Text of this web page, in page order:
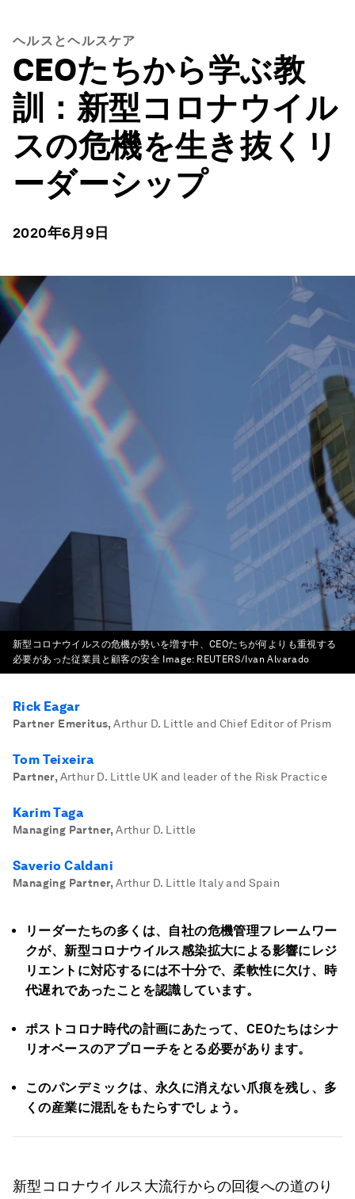
ヘルスとヘルスケア
CEOたちから学ぶ教
訓：新型コロナウイル
スの危機を生き抜くリ
ーダーシップ
2020年6月9日
新型コロナウイルスの危機が勢いを増す中、CEOたちが何よりも重視する
必要があった従業員と顧客の安全 Image: REUTERS/Ivan Alvarado
Rick Eagar
Partner Emeritus, Arthur D. Little and Chief Editor of Prism
Tom Teixeira
Partner, Arthur D. Little UK and leader of the Risk Practice
Karim Taga
Managing Partner, Arthur D. Little
Saverio Caldani
Managing Partner, Arthur D. Little Italy and Spain
リーダーたちの多くは、自社の危機管理フレームワー
クが、新型コロナウイルス感染拡大による影響にレジ
リエントに対応するには不十分で、柔軟性に欠け、時
代遅れであったことを認識しています。
ポストコロナ時代の計画にあたって、CEOたちはシナ
リオベースのアプローチをとる必要があります。
このパンデミックは、永久に消えない爪痕を残し、多
くの産業に混乱をもたらすでしょう。
新型コロナウイルス大流行からの回復への道のり